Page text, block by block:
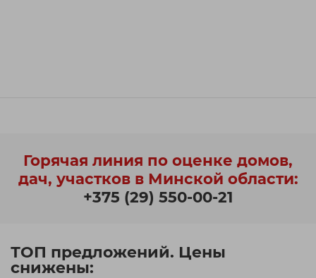
Горячая линия по оценке домов,
дач, участков в Минской области:
+375 (29) 550-00-21
ТОП предложений. Цены
снижены: